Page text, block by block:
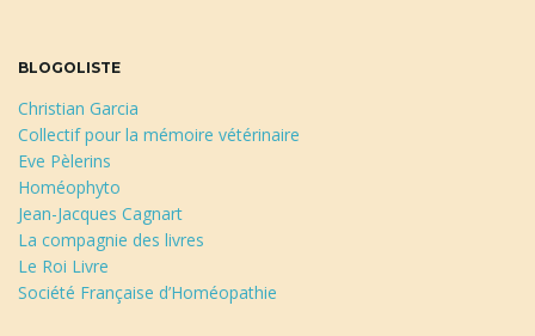
BLOGOLISTE
Christian Garcia
Collectif pour la mémoire vétérinaire
Eve Pèlerins
Homéophyto
Jean-Jacques Cagnart
La compagnie des livres
Le Roi Livre
Société Française d’Homéopathie